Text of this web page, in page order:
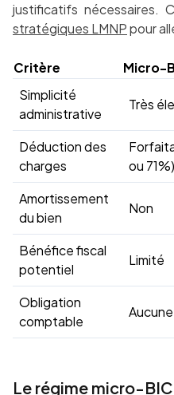
justificatifs nécessaires.
stratégiques LMNPpour
Critère Micro-
Simplicité
administrative
Très
Déduction des
charges
ou 71%)
Amortissement
du bien
Non
Bénéfice fiscal
potentiel
Limité
Obligation
comptable
Aucune
Le régime micro-